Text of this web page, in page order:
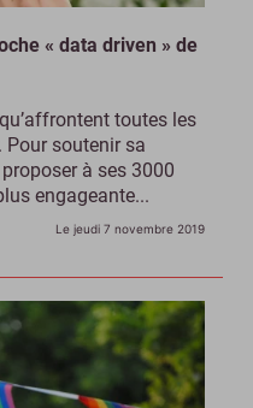
« data driven » de
toutes les
Pour soutenir sa
à ses 3000
engageante...
Le jeudi 7 novembre 2019